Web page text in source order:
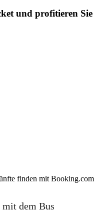
und profitieren Sie
finden mit Booking.com
mit dem Bus